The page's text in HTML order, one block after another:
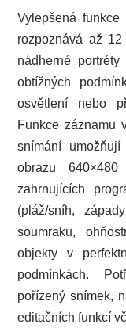
Vylepšená
rozpoznává až
nádherné
obtížných
osvětlení nebo
Funkce záznamu
snímání
obrazu
zahrnujících
(pláž/sníh,
soumraku,
objekty v
podmínkách.
pořízený snímek,
editačních funkcí